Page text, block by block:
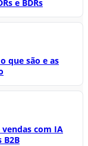
e BDRs
que são e as
com IA
B2B